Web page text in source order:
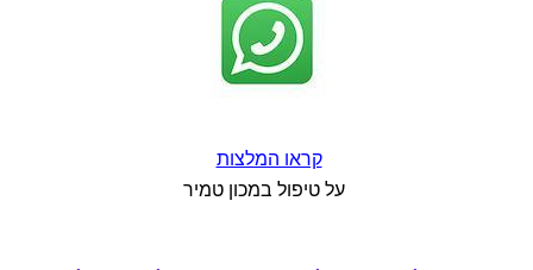
קראו המלצות
על טיפול במכון טמיר